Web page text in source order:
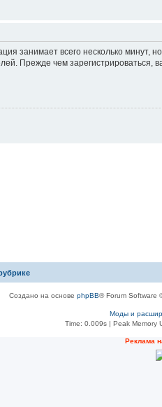
занимает всего несколько
Прежде чем
Создано на основе phpBB® Forum Software
Моды и
Time: 0.009s| Peak Memory
Рeклама